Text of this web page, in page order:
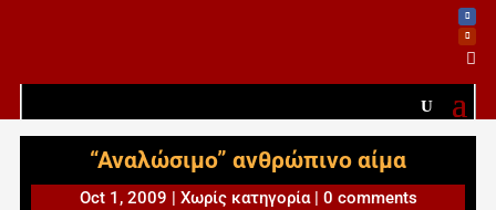

“Αναλώσιμο” ανθρώπινο αίμα
Oct 1, 2009 | Χωρίς κατηγορία| 0 comments